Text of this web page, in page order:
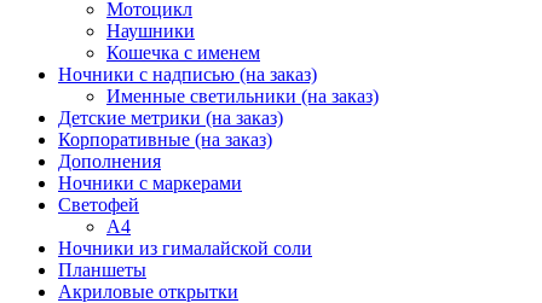
Мотоцикл
Наушники
Кошечка с именем
Ночники с надписью (на заказ)
Именные светильники (на заказ)
Детские метрики (на заказ)
Корпоративные (на заказ)
Дополнения
Ночники с маркерами
Светофей
А4
Ночники из гималайской соли
Планшеты
Акриловые открытки